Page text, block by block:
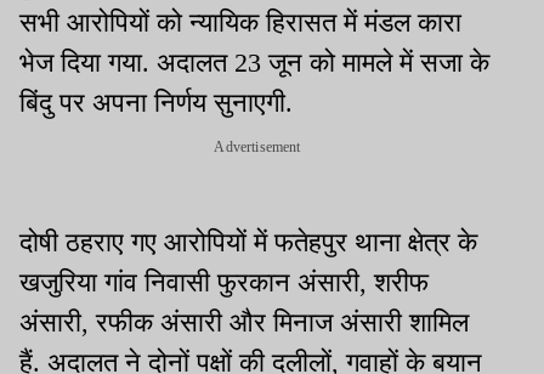
सभी आरोपियों को न्यायिक हिरासत में मंडल कारा
भेज दिया गया. अदालत 23 जून को मामले में सजा के
बिंदु पर अपना निर्णय सुनाएगी.
Advertisement
दोषी ठहराए गए आरोपियों में फतेहपुर थाना क्षेत्र के
खजुरिया गांव निवासी फुरकान अंसारी, शरीफ
अंसारी, रफीक अंसारी और मिनाज अंसारी शामिल
हैं. अदालत ने दोनों पक्षों की दलीलों, गवाहों के बयान